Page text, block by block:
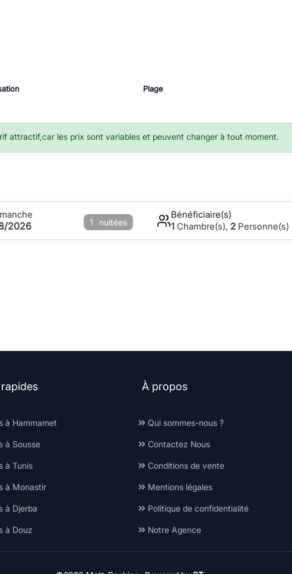
Plage
attractif,car les prix sont variables et peuvent changer à tout moment.
2026 1 nuitées
Bénéficiaire(s)
1Chambre(s), 2 Personne(s)
à Hammamet
à Sousse
à Tunis
à Monastir
à Djerba
à Douz
À propos
Qui sommes-nous ?
Contactez Nous
Conditions de vente
Mentions légales
Politique de confidentialité
Notre Agence